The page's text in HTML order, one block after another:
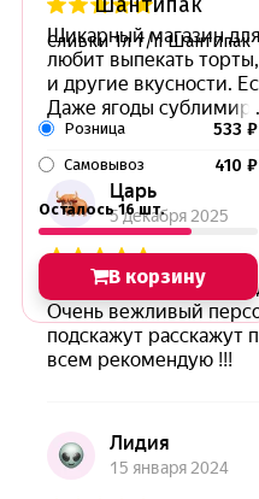
Сливки 1л т/п Шантипак
Розница 533 ₽
Самовывоз 410 ₽
Осталось 16 шт.
В корзину